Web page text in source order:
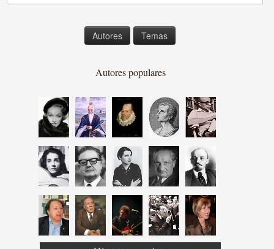
Autores Temas
Autores populares